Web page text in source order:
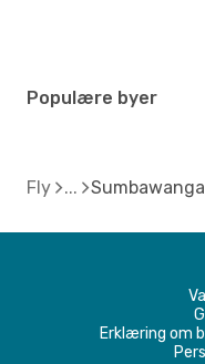
Populære byer
Fly Sumbawanga
Erklæring om